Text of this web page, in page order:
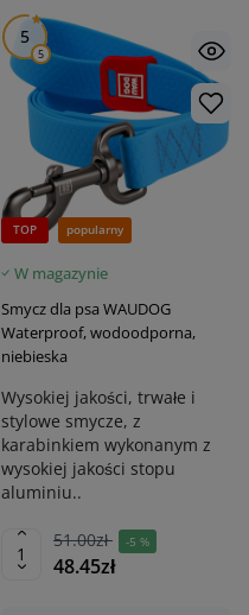
5
5
TOP popularny
W magazynie
Smycz dla psa WAUDOG
Waterproof, wodoodporna,
niebieska
Wysokiej jakości, trwałe i
stylowe smycze, z
karabinkiem wykonanym z
wysokiej jakości stopu
aluminiu..
51.00zł -5 %
48.45zł